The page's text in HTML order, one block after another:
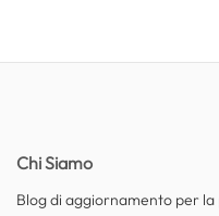
Chi Siamo
Blog di aggiornamento per